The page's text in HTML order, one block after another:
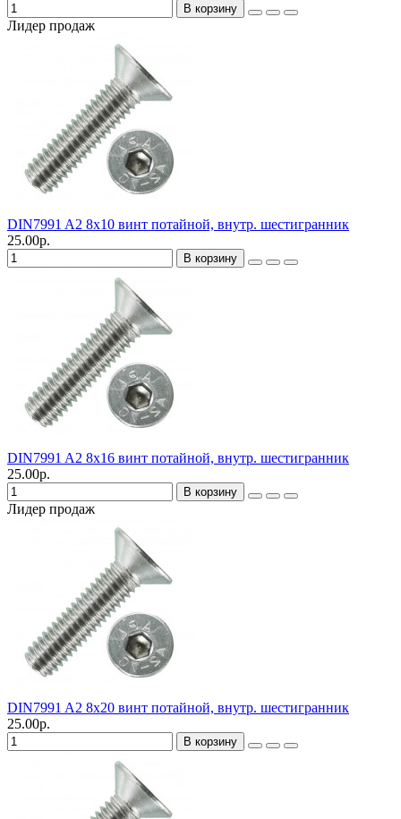
В корзину
Лидер продаж
DIN7991 A2 8х10 винт потайной, внутр. шестигранник
25.00р.
В корзину
DIN7991 A2 8х16 винт потайной, внутр. шестигранник
25.00р.
В корзину
Лидер продаж
DIN7991 A2 8х20 винт потайной, внутр. шестигранник
25.00р.
В корзину